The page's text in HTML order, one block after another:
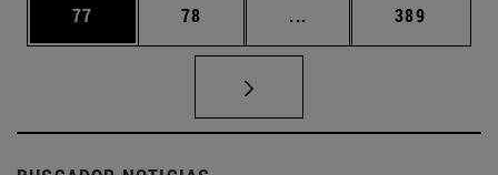
Página
77 Página
78 ... Páginas intermedias
Página
389